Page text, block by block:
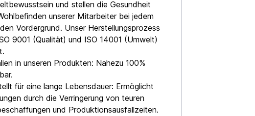
und stellen die Gesundheit
unserer Mitarbeiter bei jedem
Vordergrund. Unser Herstellungsprozess
9001 (Qualität) und ISO 14001 (Umwelt)
in unseren Produkten: Nahezu 100%
für eine lange Lebensdauer: Ermöglicht
durch die Verringerung von teuren
und Produktionsausfallzeiten.